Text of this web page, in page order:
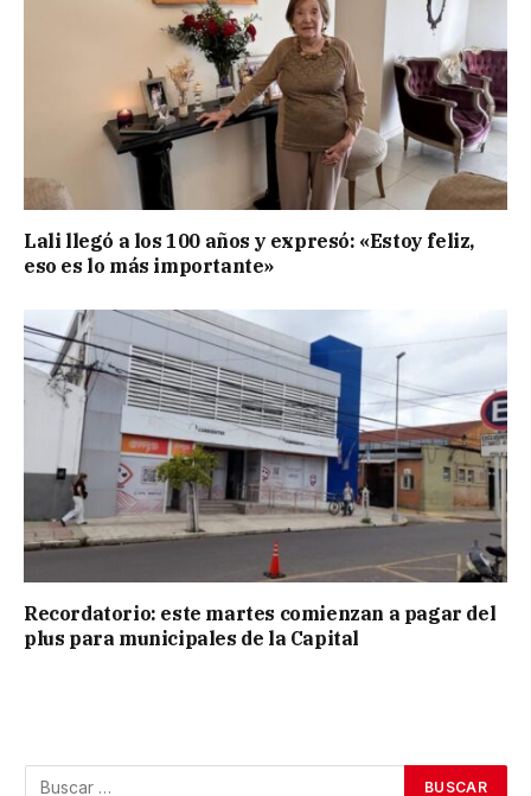
Lali llegó a los 100 años y expresó: «Estoy feliz,
eso es lo más importante»
Recordatorio: este martes comienzan a pagar del
plus para municipales de la Capital